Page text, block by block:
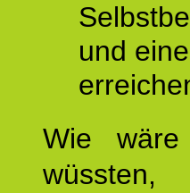
und
Wie